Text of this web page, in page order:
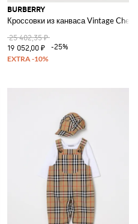
BURBERRY
Кроссовки из канваса Vintage Check
25 402,35 ₽
19 052,00 ₽
-25%